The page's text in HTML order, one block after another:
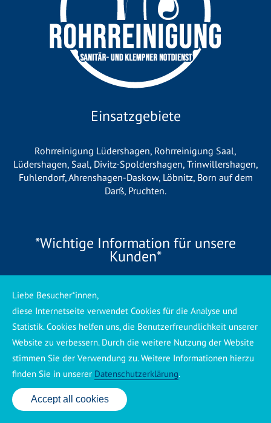
Einsatzgebiete
Rohrreinigung Lüdershagen, Rohrreinigung Saal,
Lüdershagen, Saal, Divitz-Spoldershagen, Trinwillershagen,
Fuhlendorf,Ahrenshagen-Daskow, Löbnitz, Born auf dem
Darß, Pruchten.
*Wichtige Information für unsere
Kunden*
Wir betreiben vor Ort keine eigene Niederlassung, sondern
arbeiten als mobiler Dienstleister. Unsere Einsätze werden
zentral koordiniert und durch eigene Mitarbeiter sowie
regionale Partnerbetriebe durchgeführt. Dadurch können wir
eine schnelle Verfügbarkeit und einen zuverlässigen 24/7-
Service sicherstellen. Sollte kein eigener Mitarbeiter
unmittelbar verfügbar sein, übernehmen Partnerbetriebe aus
verpflichtet, Sie vor Beginn der Arbeiten transparent über die
voraussichtlichen Kosten zu informieren und ortsübliche
24 Std. Service: ✆ 0176 160 517 86
Accept all cookies
Liebe Besucher*innen,
diese Internetseite verwendet Cookies für die Analyse und
Statistik. Cookies helfen uns, die Benutzerfreundlichkeit unserer
Website zu verbessern. Durch die weitere Nutzung der Website
stimmen Sie der Verwendung zu. Weitere Informationen hierzu
finden Sie in unserer Datenschutzerklärung.